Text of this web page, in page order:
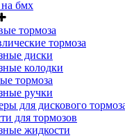
бмх
тормоза
тормоза
диски
колодки
тормоза
ручки
для дискового
для тормозов
жидкости